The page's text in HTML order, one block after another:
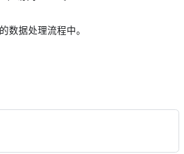
数据处理流程中。